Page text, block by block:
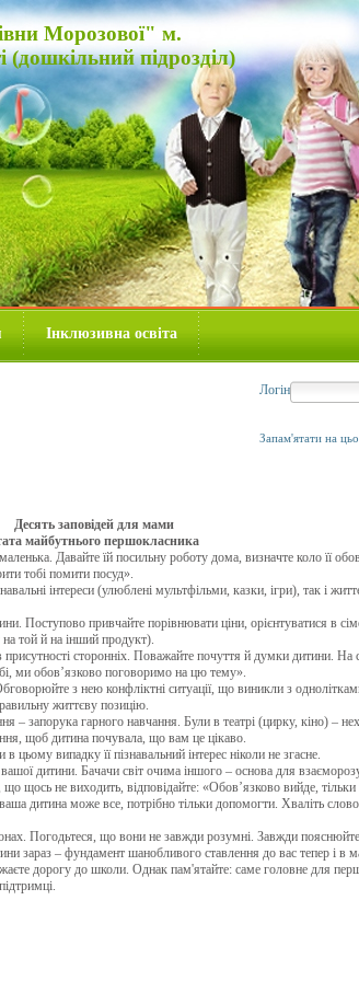
Морозової" м.
(дошкільний підрозділ)
Інклюзивна освіта
Логін
Запам'ятати на
Десять заповідей для мами
майбутнього першокласника
Давайте їй посильну роботу дома, визначте коло її
тобі помити посуд».
інтереси (улюблені мультфільми, казки, ігри), так і
привчайте порівнювати ціни, орієнтуватися в
той й на інший продукт).
сторонніх. Поважайте почуття й думки дитини. На
ми обов’язково поговоримо на цю тему».
з нею конфліктні ситуації, що виникли з
життєву позицію.
запорука гарного навчання. Були в театрі (цирку, кіно) –
щоб дитина почувала, що вам це цікаво.
випадку її пізнавальний інтерес ніколи не згасне.
дитини. Бачачи світ очима іншого – основа для
не виходить, відповідайте: «Обов’язково вийде, тільки
дитина може все, потрібно тільки допомогти. Хваліть
Погодьтеся, що вони не завжди розумні. Завжди
зараз – фундамент шанобливого ставлення до вас тепер і в
дорогу до школи. Однак пам'ятайте: саме головне для